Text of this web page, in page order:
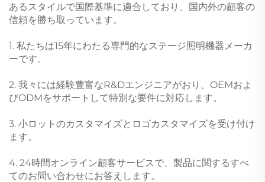
あるスタイルで国際基準に適合しており、国内外の顧客の
信頼を勝ち取っています。
1. 私たちは15年にわたる専門的なステージ照明機器メーカ
ーです。
2. 我々には経験豊富なR&Dエンジニアがおり、OEMおよ
びODMをサポートして特別な要件に対応します。
3. 小ロットのカスタマイズとロゴカスタマイズを受け付け
ます。
4. 24時間オンライン顧客サービスで、製品に関するすべ
てのお問い合わせにお答えします。